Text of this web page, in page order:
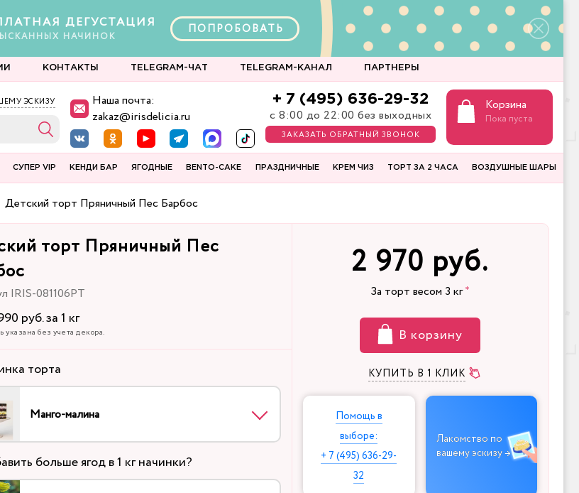
ДЕГУСТАЦИЯ
НАЧИНОК
ПОПРОБОВАТЬ
КОНТАКТЫ TELEGRAM-ЧАТ TELEGRAM-КАНАЛ ПАРТНЕРЫ
ЭСКИЗУ
Наша почта:
zakaz@irisdelicia.ru
+ 7 (495) 636-29-32
с 8:00 до 22:00 без выходных
ЗАКАЗАТЬ ОБРАТНЫЙ ЗВОНОК
Корзина
Пока пуста
СУПЕР VIP КЕНДИ БАР ЯГОДНЫЕ BENTO-CAKE ПРАЗДНИЧНЫЕ КРЕМ ЧИЗ ТОРТ ЗА 2 ЧАСА ВОЗДУШНЫЕ ШАРЫ
Детский торт Пряничный Пес Барбос
торт Пряничный Пес
IRIS-081106PT
руб. за 1 кг
указана без учета декора.
торта
Манго-малина
больше ягод в 1 кг начинки?
2 970 руб.
За торт весом 3 кг
В корзину
КУПИТЬ В 1 КЛИК
Помощь в
выборе:
+ 7 (495) 636-29-
32
Лакомство по
вашему эскизу →